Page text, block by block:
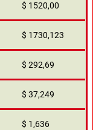
$ 1520,00
$ 1730,123
$ 292,69
$ 37,249
$ 1,636